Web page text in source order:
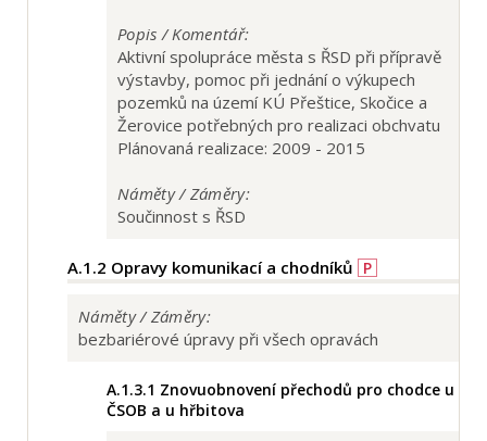
Popis / Komentář:
Aktivní spolupráce města s ŘSD při přípravě
výstavby, pomoc při jednání o výkupech
pozemků na území KÚ Přeštice, Skočice a
Žerovice potřebných pro realizaci obchvatu
Plánovaná realizace: 2009 - 2015
Náměty / Záměry:
Součinnost s ŘSD
A.1.2 Opravy komunikací a chodníků P
Náměty / Záměry:
bezbariérové úpravy při všech opravách
A.1.3.1 Znovuobnovení přechodů pro chodce u
ČSOB a u hřbitova